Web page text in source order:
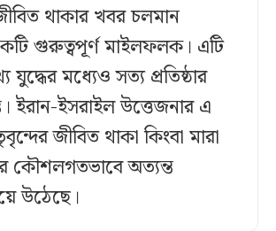
থাকার খবর চলমান
গুরুত্বপূর্ণ মাইলফলক। এটি
মধ্যেও সত্য প্রতিষ্ঠার
ইরান-ইসরাইল উত্তেজনার এ
জীবিত থাকা কিংবা মারা
কৌশলগতভাবে অত্যন্ত
উঠেছে।